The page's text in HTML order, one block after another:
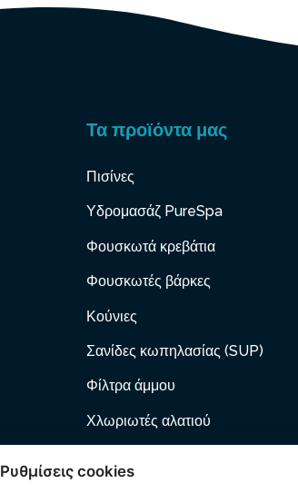
Τα προϊόντα μας
Πισίνες
Υδρομασάζ PureSpa
Φουσκωτά κρεβάτια
Φουσκωτές βάρκες
Κούνιες
Σανίδες κωπηλασίας (SUP)
Φίλτρα άμμου
Χλωριωτές αλατιού
Ρυθμίσεις cookies